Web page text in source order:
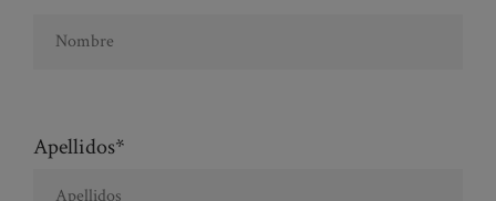
Apellidos*